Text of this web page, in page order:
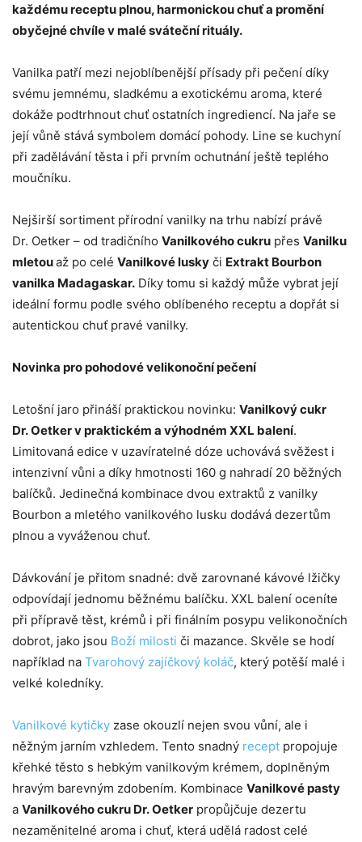
každému receptu plnou, harmonickou chuť a promění
obyčejné chvíle v malé sváteční rituály.
Vanilka patří mezi nejoblíbenější přísady při pečení díky
svému jemnému, sladkému a exotickému aroma, které
dokáže podtrhnout chuť ostatních ingrediencí. Na jaře se
její vůně stává symbolem domácí pohody. Line se kuchyní
při zadělávání těsta i při prvním ochutnání ještě teplého
moučníku.
Nejširší sortiment přírodní vanilky na trhu nabízí právě
Dr. Oetker – od tradičního Vanilkového cukru přes Vanilku
mletouaž po celé Vanilkové lusky či Extrakt Bourbon
vanilka Madagaskar. Díky tomu si každý může vybrat její
ideální formu podle svého oblíbeného receptu a dopřát si
autentickou chuť pravé vanilky.
Novinka pro pohodové velikonoční pečení
Letošní jaro přináší praktickou novinku: Vanilkový cukr
Dr. Oetker v praktickém a výhodném XXL balení.
Limitovaná edice v uzavíratelné dóze uchovává svěžest i
intenzivní vůni a díky hmotnosti 160 g nahradí 20 běžných
balíčků. Jedinečná kombinace dvou extraktů z vanilky
Bourbon a mletého vanilkového lusku dodává dezertům
plnou a vyváženou chuť.
Dávkování je přitom snadné: dvě zarovnané kávové lžičky
odpovídají jednomu běžnému balíčku. XXL balení oceníte
při přípravě těst, krémů i při finálním posypu velikonočních
dobrot, jako jsou Boží milosti či mazance. Skvěle se hodí
například na Tvarohový zajíčkový koláč, který potěší malé i
velké koledníky.
Vanilkové kytičky zase okouzlí nejen svou vůní, ale i
něžným jarním vzhledem. Tento snadný recept propojuje
křehké těsto s hebkým vanilkovým krémem, doplněným
hravým barevným zdobením. Kombinace Vanilkové pasty
a Vanilkového cukru Dr. Oetker propůjčuje dezertu
nezaměnitelné aroma i chuť, která udělá radost celé